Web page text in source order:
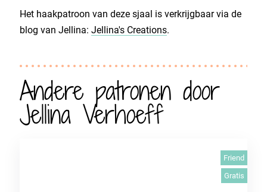
Het haakpatroon van deze sjaal is verkrijgbaar via de
blog van Jellina: Jellina's Creations.
Andere patronen door
Jellina Verhoeff
Friend
Gratis